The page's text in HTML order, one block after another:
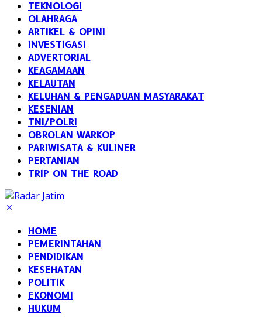
TEKNOLOGI
OLAHRAGA
ARTIKEL & OPINI
INVESTIGASI
ADVERTORIAL
KEAGAMAAN
KELAUTAN
KELUHAN & PENGADUAN MASYARAKAT
KESENIAN
TNI/POLRI
OBROLAN WARKOP
PARIWISATA & KULINER
PERTANIAN
TRIP ON THE ROAD
HOME
PEMERINTAHAN
PENDIDIKAN
KESEHATAN
POLITIK
EKONOMI
HUKUM